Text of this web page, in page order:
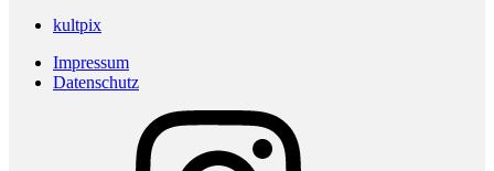
kultpix
Impressum
Datenschutz